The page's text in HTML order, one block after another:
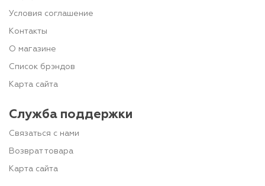
Условия соглашение
Контакты
О магазине
Список брэндов
Карта сайта
Служба поддержки
Связаться с нами
Возврат товара
Карта сайта